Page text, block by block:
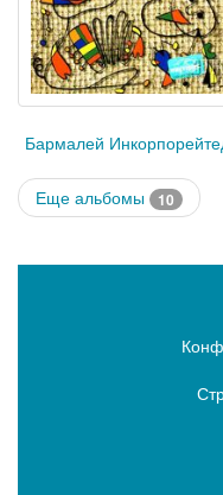
Бармалей
Еще альбомы 10